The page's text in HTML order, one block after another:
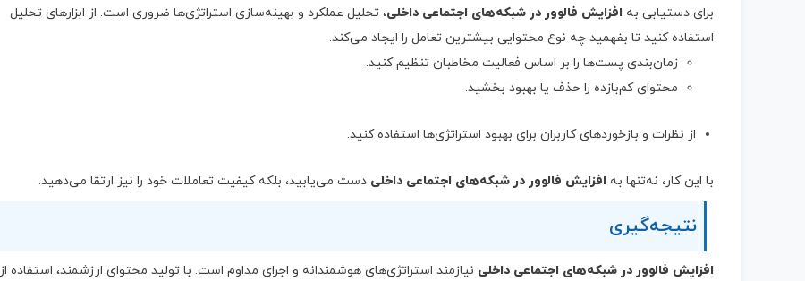
برای دستیابی به افزایش فالوور در شبکه‌های اجتماعی داخلی، تحلیل عملکرد و بهینه‌سازی استراتژی‌ها ضروری است. از ابزارهای تحلیل
استفاده کنید تا بفهمید چه نوع محتوایی بیشترین تعامل را ایجاد می‌کند.
زمان‌بندی پست‌ها را بر اساس فعالیت مخاطبان تنظیم کنید.
محتوای کم‌بازده را حذف یا بهبود بخشید.
از نظرات و بازخوردهای کاربران برای بهبود استراتژی‌ها استفاده کنید.
با این کار، نه‌تنها به افزایش فالوور در شبکه‌های اجتماعی داخلی دست می‌یابید، بلکه کیفیت تعاملات خود را نیز ارتقا می‌دهید.
نتیجه‌گیری
افزایش فالوور در شبکه‌های اجتماعی داخلی نیازمند استراتژی‌های هوشمندانه و اجرای مداوم است. با تولید محتوای ارزشمند، استفاده از